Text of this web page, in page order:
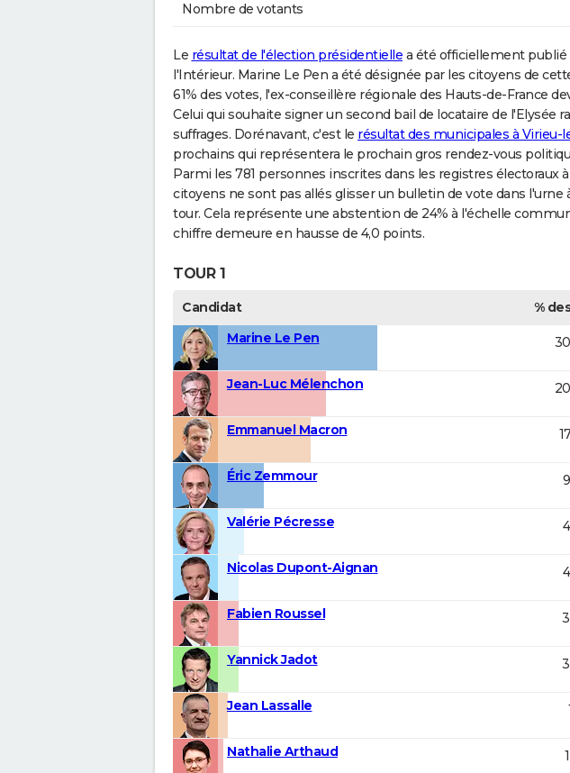
Nombre de votants
Le résultat de l'élection présidentielle a été officiellement
l'Intérieur. Marine Le Pen a été désignée par les citoyens de
61% des votes, l'ex-conseillère régionale des Hauts-de-France
Celui qui souhaite signer un second bail de locataire de l'Elysée
suffrages. Dorénavant, c'est le résultat des municipales à Virieu-
prochains qui représentera le prochain gros rendez-vous
Parmi les 781 personnes inscrites dans les registres électoraux
citoyens ne sont pas allés glisser un bulletin de vote dans l'urne
tour. Cela représente une abstention de 24% à l'échelle
chiffre demeure en hausse de 4,0 points.
TOUR 1
Candidat %
Marine Le Pen
Jean-Luc Mélenchon
Emmanuel Macron
Éric Zemmour
Valérie Pécresse
Nicolas Dupont-Aignan
Fabien Roussel
Yannick Jadot
Jean Lassalle
Nathalie Arthaud